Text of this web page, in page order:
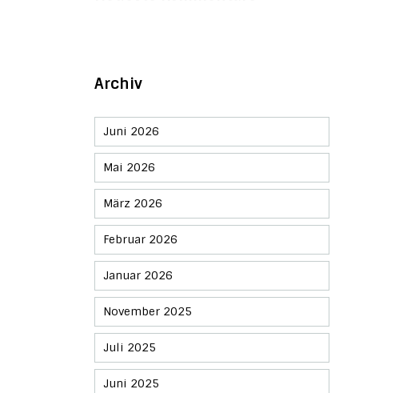
Archiv
Juni 2026
Mai 2026
März 2026
Februar 2026
Januar 2026
November 2025
Juli 2025
Juni 2025